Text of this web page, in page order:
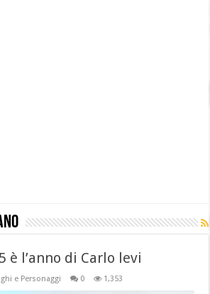
l’anno di Carlo levi
e Personaggi 0 1,353